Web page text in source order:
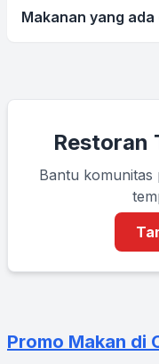
Makanan yang
Restoran
Bantu
Promo Makan di